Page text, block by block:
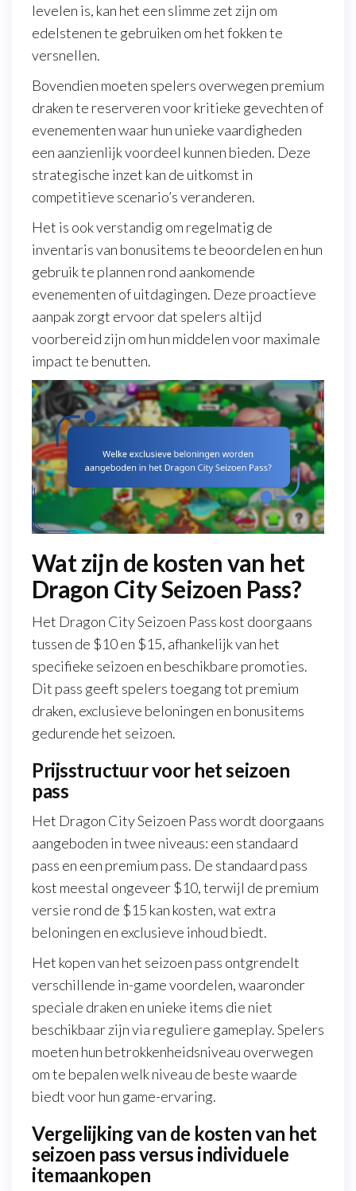
levelen is, kan het een slimme zet zijn om
edelstenen te gebruiken om het fokken te
versnellen.
Bovendien moeten spelers overwegen premium
draken te reserveren voor kritieke gevechten of
evenementen waar hun unieke vaardigheden
een aanzienlijk voordeel kunnen bieden. Deze
strategische inzet kan de uitkomst in
competitieve scenario’s veranderen.
Het is ook verstandig om regelmatig de
inventaris van bonusitems te beoordelen en hun
gebruik te plannen rond aankomende
evenementen of uitdagingen. Deze proactieve
aanpak zorgt ervoor dat spelers altijd
voorbereid zijn om hun middelen voor maximale
impact te benutten.
Wat zijn de kosten van het
Dragon City Seizoen Pass?
Het Dragon City Seizoen Pass kost doorgaans
tussen de $10 en $15, afhankelijk van het
specifieke seizoen en beschikbare promoties.
Dit pass geeft spelers toegang tot premium
draken, exclusieve beloningen en bonusitems
gedurende het seizoen.
Prijsstructuur voor het seizoen
pass
Het Dragon City Seizoen Pass wordt doorgaans
aangeboden in twee niveaus: een standaard
pass en een premium pass. De standaard pass
kost meestal ongeveer $10, terwijl de premium
versie rond de $15 kan kosten, wat extra
beloningen en exclusieve inhoud biedt.
Het kopen van het seizoen pass ontgrendelt
verschillende in-game voordelen, waaronder
speciale draken en unieke items die niet
beschikbaar zijn via reguliere gameplay. Spelers
moeten hun betrokkenheidsniveau overwegen
om te bepalen welk niveau de beste waarde
biedt voor hun game-ervaring.
Vergelijking van de kosten van het
seizoen pass versus individuele
itemaankopen